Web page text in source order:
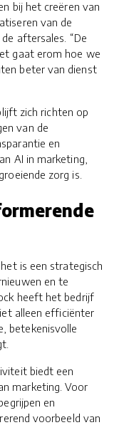
bij het creëren van
van de
aftersales. “De
gaat erom hoe we
beter van dienst
zich richten op
van de
en
AI in marketing,
zorg is.
is een strategisch
en te
heeft het bedrijf
alleen efficiënter
betekenisvolle
biedt een
marketing. Voor
en
voorbeeld van